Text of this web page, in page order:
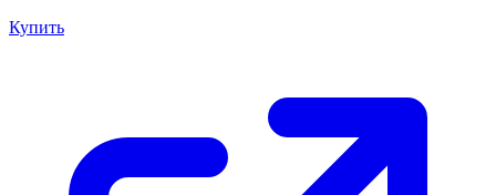
Купить